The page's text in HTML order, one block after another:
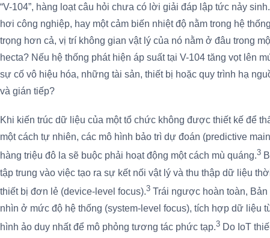
“V-104”, hàng loạt câu hỏi chưa có lời giải đáp lập tức nảy
hơi công nghiệp, hay một cảm biến nhiệt độ nằm trong hệ
trọng hơn cả, vị trí không gian vật lý của nó nằm ở đâu trong
hecta? Nếu hệ thống phát hiện áp suất tại V-104 tăng vọt lên
sự cố vô hiệu hóa, những tài sản, thiết bị hoặc quy trình hạ
và gián tiếp?
Khi kiến trúc dữ liệu của một tổ chức không được thiết kế để
một cách tự nhiên, các mô hình bảo trì dự đoán (predictive
hàng triệu đô la sẽ buộc phải hoạt động một cách mù quáng.3
tập trung vào việc tạo ra sự kết nối vật lý và thu thập dữ liệu
thiết bị đơn lẻ (device-level focus).3 Trái ngược hoàn toàn, Bản
nhìn ở mức độ hệ thống (system-level focus), tích hợp dữ liệu
hình ảo duy nhất để mô phỏng tương tác phức tạp.3 Do IoT